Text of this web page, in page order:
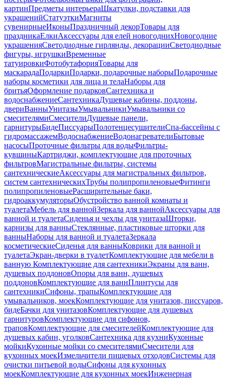
картинПредметы интерьераШкатулки, подставки для
украшенийСтатуэткиМагниты
сувенирныеИконыПраздничный декорТовары для
праздникаЕлкиАксессуары для елей новогоднихНовогодние
украшенияСветодиодные гирлянды, декорацииСветодиодные
фигуры, игрушкиВременные
татуировкиФотобутафорияТовары для
маскарадаПодаркиПодарки, подарочные наборыПодарочные
наборы косметики для лица и телаНаборы для
бритьяОформление подарковСантехника и
водоснабжениеСантехникаДушевые кабины, поддоны,
двериВанныУнитазыУмывальникиУмывальники со
смесителямиСмесителиДушевые панели,
гарнитурыБидеПиссуарыПолотенцесушителиСпа-бассейны с
гидромассажемВодоснабжениеВодонагревателиБытовые
насосыПроточные фильтры для водыФильтры-
кувшиныКартриджи, комплектующие для проточных
фильтровМагистральные фильтры, системы
сантехническиеАксессуары для магистральных фильтров,
систем сантехническихТрубы полипропиленовыеФитинги
полипропиленовыеРасширительные баки,
гидроаккумуляторыОбустройство ванной комнаты и
туалетаМебель для ваннойЗеркала для ваннойАксессуары для
ванной и туалетаСиденья и чехлы для унитазаШторки,
карнизы для ванныСтеклянные, пластиковые шторки для
ванныНаборы для ванной и туалетаЗеркала
косметическиеСиденья для ванныКоврики для ванной и
туалетаЭкран-дверки в туалетКомплектующие для мебели в
ванную Комплектующие для сантехникиЭкраны для ванн,
душевых поддоновОпоры для ванн, душевых
поддоновКомплектующие для ваннПлинтусы для
сантехникиСифоны, трапыКомплектующие для
умывальников, моекКомплектующие для унитазов, писсуаров,
бидеБачки для унитазовКомплектующие для душевых
гарнитуровКомплектующие для сифонов,
траповКомплектующие для смесителейКомплектующие для
душевых кабин, уголковСантехника для кухниКухонные
мойкиКухонные мойки со смесителямиСмесители для
кухонных моекИзмельчители пищевых отходовСистемы для
очистки питьевой водыСифоны для кухонных
моекКомплектующие для кухонных моекИнженерная